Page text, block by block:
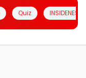
Quiz INSIDENESIA